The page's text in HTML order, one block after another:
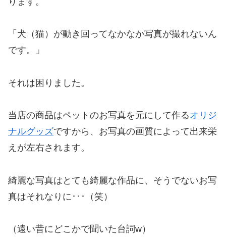
「犬（猫）が動き回ってなかなか写真が撮れないん
です。」
それは困りました。
当店の商品はペットのお写真を元にして作るオリジ
ナルグッズですから、お写真の画質によって出来栄
えが左右されます。
綺麗な写真はとても綺麗な作品に、そうでないお写
真はそれなりに･･･（笑）
（遠い昔にどこかで聞いた台詞w）